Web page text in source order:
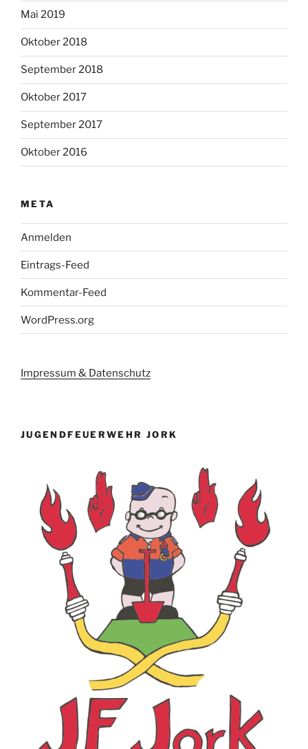
Mai 2019
Oktober 2018
September 2018
Oktober 2017
September 2017
Oktober 2016
META
Anmelden
Eintrags-Feed
Kommentar-Feed
WordPress.org
Impressum & Datenschutz
JUGENDFEUERWEHR JORK